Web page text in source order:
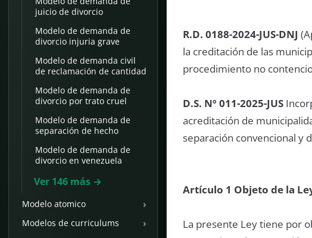
juicio de divorcio
Modelo de demanda de
divorcio injuria grave
Modelo de demanda civil
de reclamación de cantidad
Modelo de demanda de
divorcio por trato cruel
Modelo de demanda de
separación de hecho
Modelo de demanda de
divorcio en venezuela
Ver 146 más →
Modelo atomico ›
Modelos de curriculums ›
R.D. 0188-2024-JUS-DNJ
la creditación de las
procedimiento no
D.S. Nº 011-2025-JUS
acreditación de
separación convencional y
Artículo 1 Objeto de la
La presente Ley tiene por